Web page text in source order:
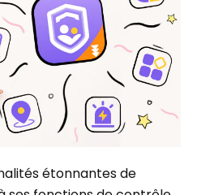
étonnantes de